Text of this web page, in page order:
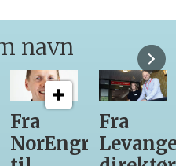
navn
Fra
Levanger-
12